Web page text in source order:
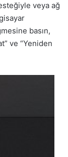
veya ağ
basın,
ve “Yeniden